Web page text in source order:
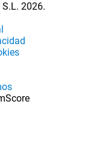
S.L. 2026.